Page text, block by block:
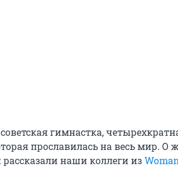
гимнастка,
прославилась на весь мир. О
наши коллеги из